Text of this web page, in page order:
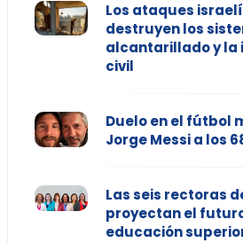
Los ataques
destruyen los
alcantarillado y
civil
Duelo en el fútbol
Jorge Messi a los
Las seis rectoras
proyectan el
educación